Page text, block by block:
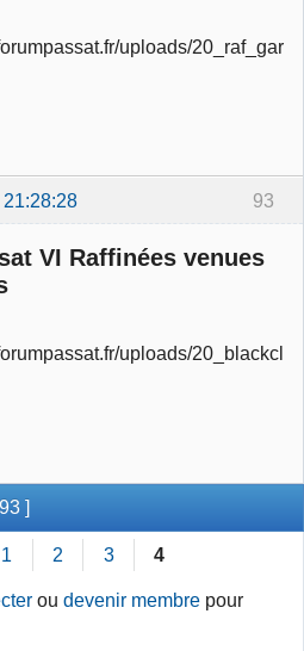
93
VI Raffinées venues
]
1 2 3 4
oudevenir membre pour